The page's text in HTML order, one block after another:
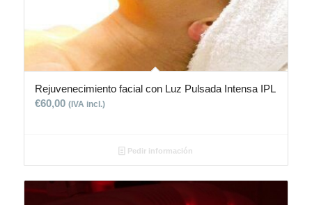
Rejuvenecimiento facial con Luz Pulsada Intensa IPL
€60,00 (IVA incl.)
Pedir información